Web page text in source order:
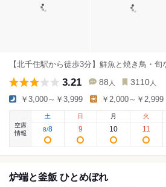
【北千住駅から徒歩3分】鮮魚と焼き鳥・
3.21 88 人 3110 人
￥3,000～￥3,999 ￥2,000～￥2,999
空席
情報
土
8/8
日
9
月
10
火
11
炉端と釜飯 ひとめぼれ